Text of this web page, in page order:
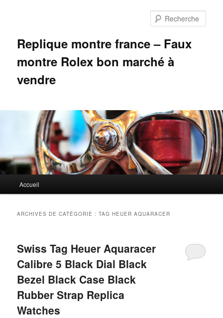
Replique montre france – Faux
montre Rolex bon marché à
vendre
principal
Accueil
ARCHIVES DE CATÉGORIE :TAG HEUER AQUARACER
Swiss Tag Heuer Aquaracer
Calibre 5 Black Dial Black
Bezel Black Case Black
Rubber Strap Replica
Watches